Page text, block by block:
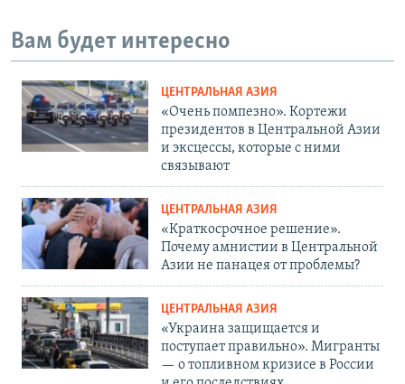
Вам будет интересно
ЦЕНТРАЛЬНАЯ АЗИЯ
«Очень помпезно». Кортежи
президентов в Центральной Азии
и эксцессы, которые с ними
связывают
ЦЕНТРАЛЬНАЯ АЗИЯ
«Краткосрочное решение».
Почему амнистии в Центральной
Азии не панацея от проблемы?
ЦЕНТРАЛЬНАЯ АЗИЯ
«Украина защищается и
поступает правильно». Мигранты
— о топливном кризисе в России